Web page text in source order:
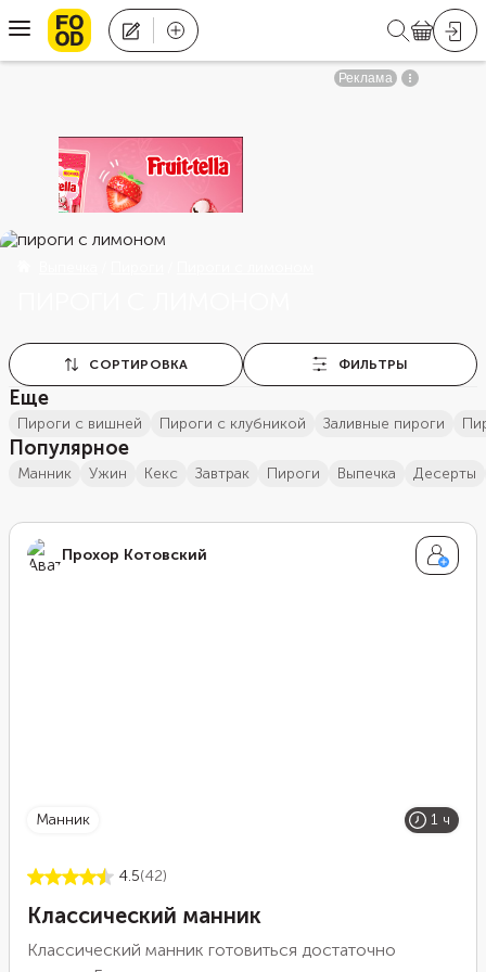
СОРТИРОВКА ФИЛЬТРЫ
Еще
пироги с вишней пироги с клубникой Заливные пироги
Популярное
манник ужин кекс завтрак пироги выпечка десерты
Прохор Котовский
манник 1 ч
4.5(42)
Классический манник
Классический манник готовиться достаточно